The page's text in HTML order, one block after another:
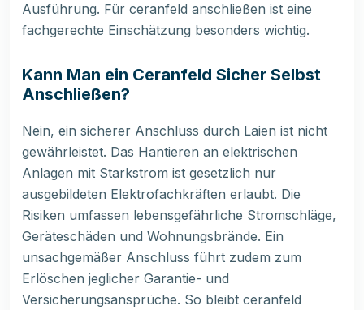
Ausführung. Für ceranfeld anschließen ist eine
fachgerechte Einschätzung besonders wichtig.
Kann Man ein Ceranfeld Sicher Selbst
Anschließen?
Nein, ein sicherer Anschluss durch Laien ist nicht
gewährleistet. Das Hantieren an elektrischen
Anlagen mit Starkstrom ist gesetzlich nur
ausgebildeten Elektrofachkräften erlaubt. Die
Risiken umfassen lebensgefährliche Stromschläge,
Geräteschäden und Wohnungsbrände. Ein
unsachgemäßer Anschluss führt zudem zum
Erlöschen jeglicher Garantie- und
Versicherungsansprüche. So bleibt ceranfeld